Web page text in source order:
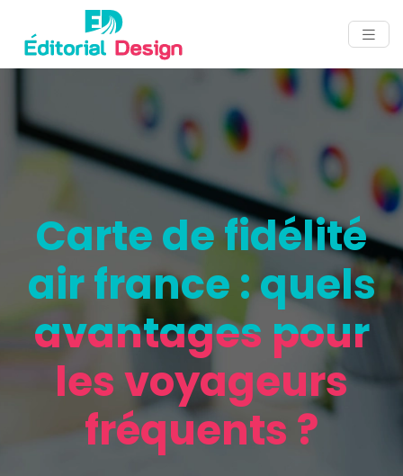
Carte de fidélité
air france : quels
avantages pour
les voyageurs
fréquents ?